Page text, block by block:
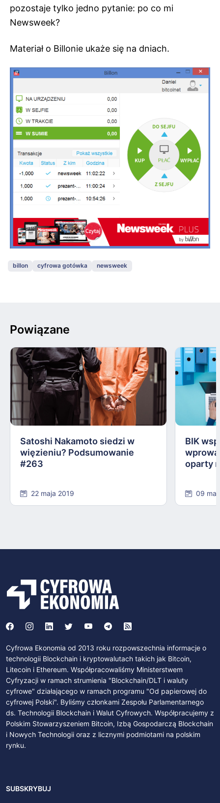
pozostaje tylko jedno pytanie: po co mi
Newsweek?
Materiał o Billonie ukaże się na dniach.
billon cyfrowa gotówka newsweek
Powiązane
Satoshi Nakamoto siedzi w
więzieniu? Podsumowanie
#263
22 maja 2019
BIK
oparty
09
Cyfrowa Ekonomia od 2013 roku rozpowszechnia informacje o
technologii Blockchain i kryptowalutach takich jak Bitcoin,
Litecoin i Ethereum. Współpracowaliśmy Ministerstwem
Cyfryzacji w ramach strumienia "Blockchain/DLT i waluty
cyfrowe" działającego w ramach programu "Od papierowej do
cyfrowej Polski". Byliśmy członkami Zespołu Parlamentarnego
ds. Technologii Blockchain i Walut Cyfrowych. Współpracujemy z
Polskim Stowarzyszeniem Bitcoin, Izbą Gospodarczą Blockchain
i Nowych Technologii oraz z licznymi podmiotami na polskim
rynku.
SUBSKRYBUJ